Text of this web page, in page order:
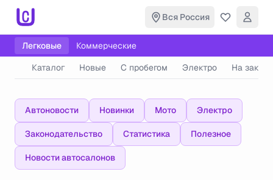
Вся Россия
Легковые
Коммерческие
Каталог
Новые С пробегом Электро На заказ
Автоновости Новинки Мото Электро
Законодательство Статистика Полезное
Новости автосалонов